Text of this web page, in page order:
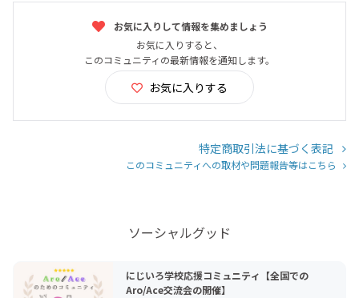
お気に入りして情報を集めましょう
お気に入りすると、
このコミュニティの最新情報を通知します。
お気に入りする
特定商取引法に基づく表記
このコミュニティへの取材や問題報告等はこちら
ソーシャルグッド
にじいろ学校応援コミュニティ【全国での
Aro/Ace交流会の開催】